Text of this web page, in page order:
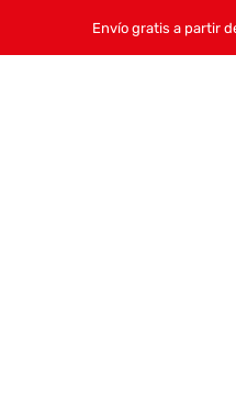
Envío gratis a partir